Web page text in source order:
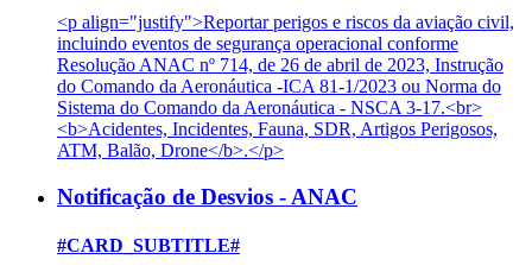
<p align="justify">Reportar perigos e riscos da aviação civil,
incluindo eventos de segurança operacional conforme
Resolução ANAC nº 714, de 26 de abril de 2023, Instrução
do Comando da Aeronáutica -ICA 81-1/2023 ou Norma do
Sistema do Comando da Aeronáutica - NSCA 3-17.<br>
<b>Acidentes, Incidentes, Fauna, SDR, Artigos Perigosos,
ATM, Balão, Drone</b>.</p>
Notificação de Desvios - ANAC
#CARD_SUBTITLE#